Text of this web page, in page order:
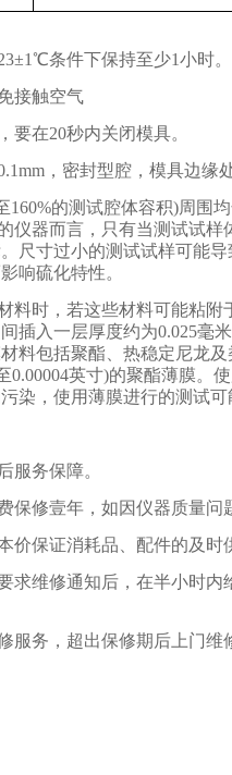
条件下保持至少1小时。
接触空气
， 要在20秒内关闭模具。
， 密封型腔，模具边缘
160%的测试腔体容积)周围
仪器而言，只有当测试试样
尺寸过小的测试试样可能
响硫化特性。
料时，若这些材料可能粘
插入一层厚度约为0.025毫
料包括聚酯、热稳定尼龙
0.00004英寸)的聚酯薄膜
染，使用薄膜进行的测试可
服务保障。
保修壹年，如因仪器质量问
价保证消耗品、配件的及时
求维修通知后，在半小时
服务，超出保修期后上门维